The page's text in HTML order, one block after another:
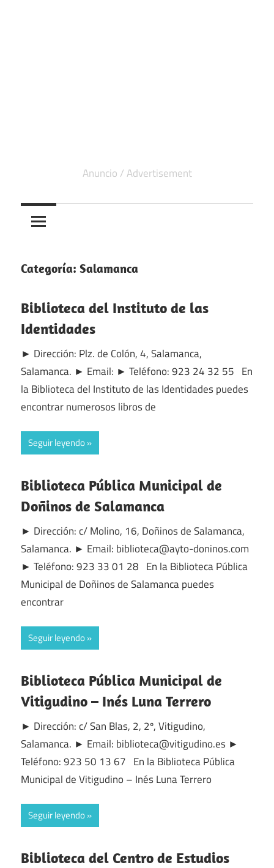
Categoría: Salamanca
Biblioteca del Instituto de las
Identidades
► Dirección: Plz. de Colón, 4, Salamanca,
Salamanca. ► Email: ► Teléfono: 923 24 32 55 En
la Biblioteca del Instituto de las Identidades puedes
encontrar numerosos libros de
Seguir leyendo
Biblioteca Pública Municipal de
Doñinos de Salamanca
► Dirección: c/ Molino, 16, Doñinos de Salamanca,
Salamanca. ► Email: biblioteca@ayto-doninos.com
► Teléfono: 923 33 01 28 En la Biblioteca Pública
Municipal de Doñinos de Salamanca puedes
encontrar
Seguir leyendo
Biblioteca Pública Municipal de
Vitigudino – Inés Luna Terrero
► Dirección: c/ San Blas, 2, 2º, Vitigudino,
Salamanca. ► Email: biblioteca@vitigudino.es ►
Teléfono: 923 50 13 67 En la Biblioteca Pública
Municipal de Vitigudino – Inés Luna Terrero
Seguir leyendo
Biblioteca del Centro de Estudios